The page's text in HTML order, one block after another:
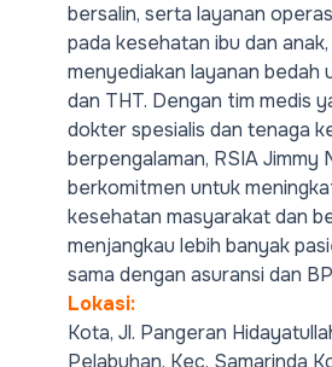
bersalin, serta layanan
pada kesehatan ibu dan
menyediakan layanan bedah
dan THT. Dengan tim medis
dokter spesialis dan tenaga
berpengalaman, RSIA Jimmy
berkomitmen untuk
kesehatan masyarakat dan
menjangkau lebih banyak
sama dengan asuransi dan
Lokasi:
Kota, Jl. Pangeran
Pelabuhan, Kec. Samarinda